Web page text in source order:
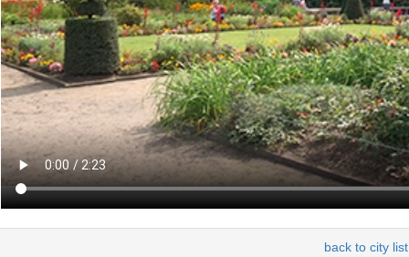
back to city list